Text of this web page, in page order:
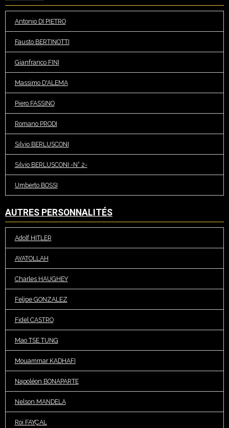
Antonio DI PIETRO
Fausto BERTINOTTI
Gianfranco FINI
Massimo D'ALEMA
Piero FASSINO
Romano PRODI
Silvio BERLUSCONI
Silvio BERLUSCONI -N° 2-
Umberto BOSSI
AUTRES PERSONNALITÉS
Adolf HITLER
AYATOLLAH
Charles HAUGHEY
Felipe GONZALEZ
Fidel CASTRO
Mao TSE TUNG
Mouammar KADHAFI
Napoléon BONAPARTE
Nelson MANDELA
Roi FAYÇAL